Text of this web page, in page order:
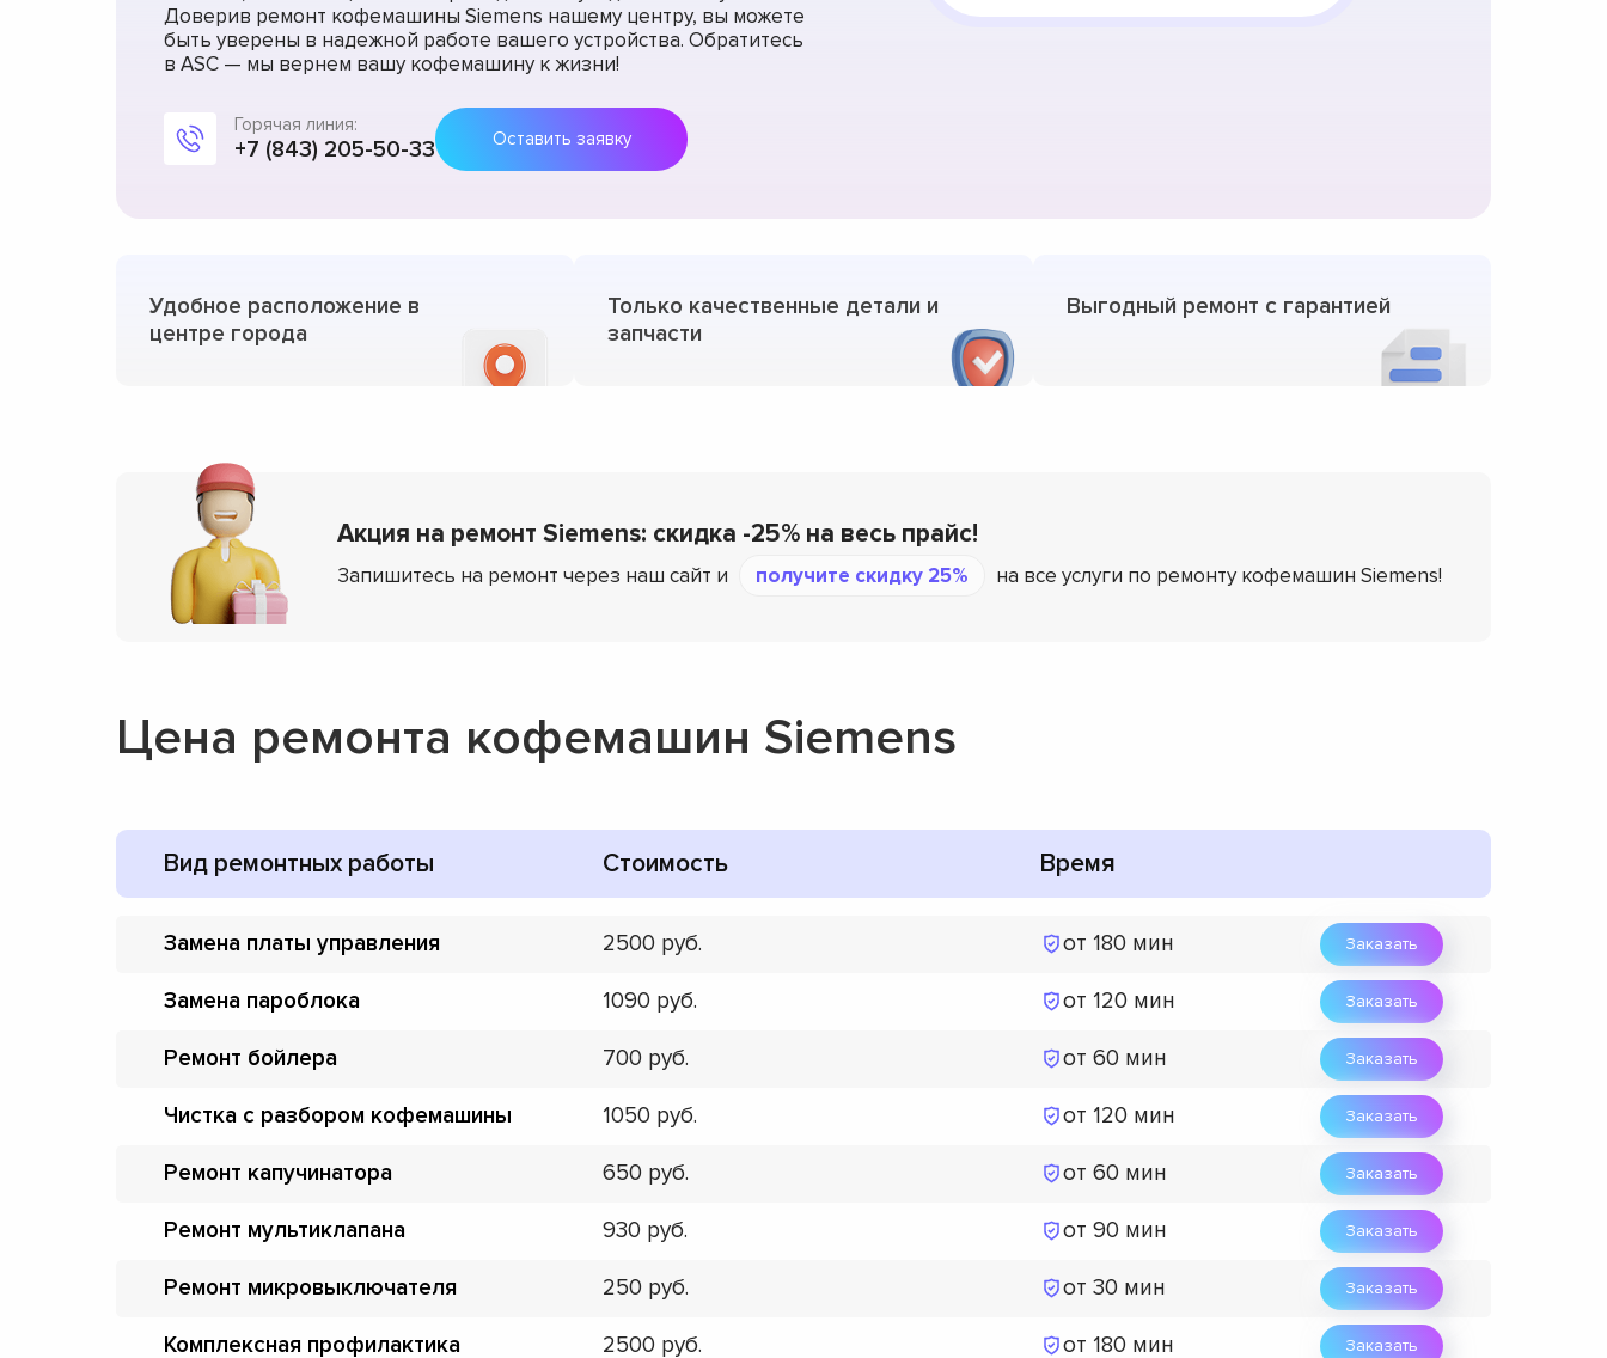
Доверив ремонт кофемашины Siemens нашему центру, вы можете
быть уверены в надежной работе вашего устройства. Обратитесь
в ASC — мы вернем вашу кофемашину к жизни!
Горячая линия:
+7 (843) 205-50-33 Оставить заявку
Удобное расположение в
центре города
Только качественные детали и
запчасти
Выгодный ремонт с гарантией
Акция на ремонт Siemens: скидка -25% на весь прайс!
Запишитесь на ремонт через наш сайт и получите скидку 25% на все услуги по ремонту кофемашин Siemens!
Цена ремонта кофемашин Siemens
Вид ремонтных работы Стоимость Время
Замена платы управления 2500 от 180 мин Заказать
Замена пароблока 1090 от 120 мин Заказать
Ремонт бойлера 700 от 60 мин Заказать
Чистка с разбором кофемашины 1050 от 120 мин Заказать
Ремонт капучинатора 650 от 60 мин Заказать
Ремонт мультиклапана 930 от 90 мин Заказать
Ремонт микровыключателя 250 от 30 мин Заказать
Комплексная профилактика 2500 от 180 мин Заказать